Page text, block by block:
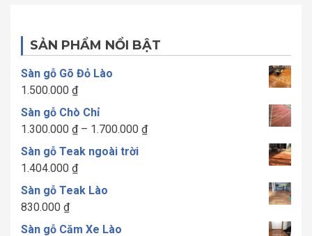
SẢN PHẨM NỔI BẬT
Sàn gỗ Gõ Đỏ Lào
1.500.000 ₫
Sàn gỗ Chò Chỉ
1.300.000 ₫ – 1.700.000 ₫Khoảng
Sàn gỗ Teak ngoài trời
1.404.000 ₫
Sàn gỗ Teak Lào
830.000 ₫
Sàn gỗ Căm Xe Lào